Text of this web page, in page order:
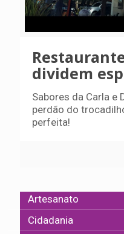
dividem
Sabores da Carla e
perdão do
perfeita!
Artesanato
Cidadania